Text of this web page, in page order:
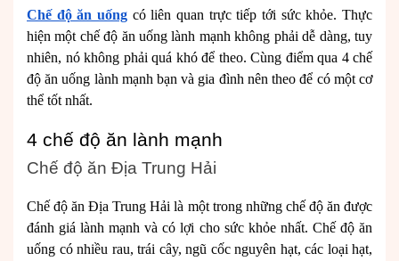
Chế độ ăn uống có liên quan trực tiếp tới sức khỏe. Thực
hiện một chế độ ăn uống lành mạnh không phải dễ dàng, tuy
nhiên, nó không phải quá khó để theo. Cùng điểm qua 4 chế
độ ăn uống lành mạnh bạn và gia đình nên theo để có một cơ
thể tốt nhất.
4 chế độ ăn lành mạnh
Chế độ ăn Địa Trung Hải
Chế độ ăn Địa Trung Hải là một trong những chế độ ăn được
đánh giá lành mạnh và có lợi cho sức khỏe nhất. Chế độ ăn
uống có nhiều rau, trái cây, ngũ cốc nguyên hạt, các loại hạt,